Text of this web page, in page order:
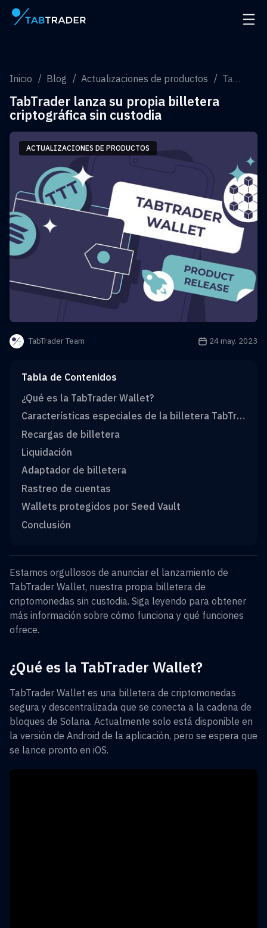
Página principal Abrir
Inicio Blog Actualizaciones de productos TabTrader lanza su propia billetera criptográfica sin custodia
TabTrader lanza su propia billetera
criptográfica sin custodia
ACTUALIZACIONES DE PRODUCTOS
TabTrader Team La fecha de
24 may. 2023
Tabla de Contenidos
¿Qué es la TabTrader Wallet?
Características especiales de la billetera TabTrader
Recargas de billetera
Liquidación
Adaptador de billetera
Rastreo de cuentas
Wallets protegidos por Seed Vault
Conclusión
Estamos orgullosos de anunciar el lanzamiento de
TabTrader Wallet, nuestra propia billetera de
criptomonedas sin custodia. Siga leyendo para obtener
más información sobre cómo funciona y qué funciones
ofrece.
¿Qué es la TabTrader Wallet?
TabTrader Wallet es una billetera de criptomonedas
segura y descentralizada que se conecta a la cadena de
bloques de Solana. Actualmente solo está disponible en
la versión de Android de la aplicación, pero se espera que
se lance pronto en iOS.